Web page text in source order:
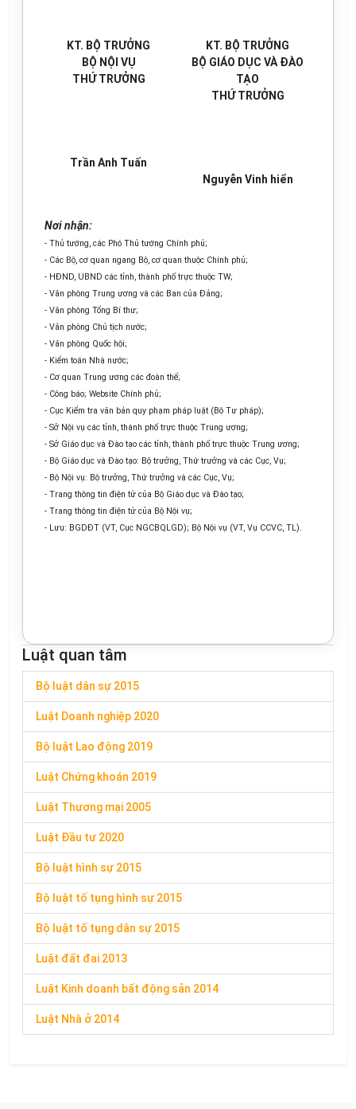
KT. BỘ TRƯỞNG
BỘ NỘI VỤ
THỨ TRƯỞNG
Trần Anh Tuấn
KT. BỘ TRƯỞNG
BỘ GIÁO DỤC VÀ ĐÀO
TẠO
THỨ TRƯỞNG
Nguyễn Vinh hiển
Nơi nhận:
- Thủ tướng, các Phó Thủ tướng Chính phủ;
- Các Bộ, cơ quan ngang Bộ, cơ quan thuộc Chính phủ;
- HĐND, UBND các tỉnh, thành phố trực thuộc TW;
- Văn phòng Trung ương và các Ban của Đảng;
- Văn phòng Tổng Bí thư;
- Văn phòng Chủ tịch nước;
- Văn phòng Quốc hội;
- Kiểm toán Nhà nước;
- Cơ quan Trung ương các đoàn thể;
- Công báo; Website Chính phủ;
- Cục Kiểm tra văn bản quy phạm pháp luật (Bộ Tư pháp);
- Sở Nội vụ các tỉnh, thành phố trực thuộc Trung ương;
- Sở Giáo dục và Đào tạo các tỉnh, thành phố trực thuộc Trung ương;
- Bộ Giáo dục và Đào tạo: Bộ trưởng, Thứ trưởng và các Cục, Vụ;
- Bộ Nội vụ: Bộ trưởng, Thứ trưởng và các Cục, Vụ;
- Trang thông tin điện tử của Bộ Giáo dục và Đào tạo;
- Trang thông tin điện tử của Bộ Nội vụ;
- Lưu: BGDĐT (VT, Cục NGCBQLGD); Bộ Nội vụ (VT, Vụ CCVC, TL).
Luật quan tâm
Bộ luật dân sự 2015
Luật Doanh nghiệp 2020
Bộ luật Lao động 2019
Luật Chứng khoán 2019
Luật Thương mại 2005
Luật Đầu tư 2020
Bộ luật hình sự 2015
Bộ luật tố tụng hình sự 2015
Bộ luật tố tụng dân sự 2015
Luật đất đai 2013
Luật Kinh doanh bất động sản 2014
Luật Nhà ở 2014